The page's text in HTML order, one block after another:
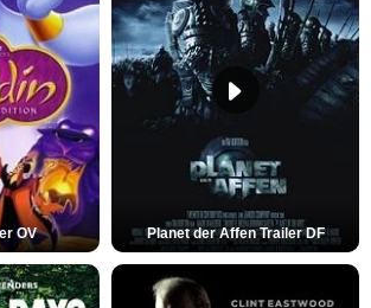
OV Planet der Affen Trailer DF